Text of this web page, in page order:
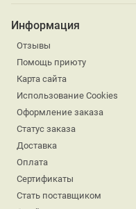
Информация
Отзывы
Помощь приюту
Карта сайта
Использование Cookies
Оформление заказа
Статус заказа
Доставка
Оплата
Сертификаты
Стать поставщиком